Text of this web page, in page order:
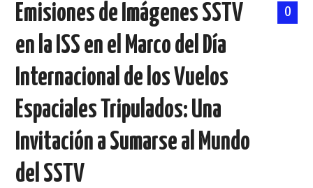
BANDA CIVIL
CONTACTO
HISTORIA DE LA RADIO
IMÁGENES CRECJ
LA PULGA MERCANTE
0
Emisiones de Imágenes SSTV
en la ISS en el Marco del Día
Internacional de los Vuelos
Espaciales Tripulados: Una
Invitación a Sumarse al Mundo
del SSTV